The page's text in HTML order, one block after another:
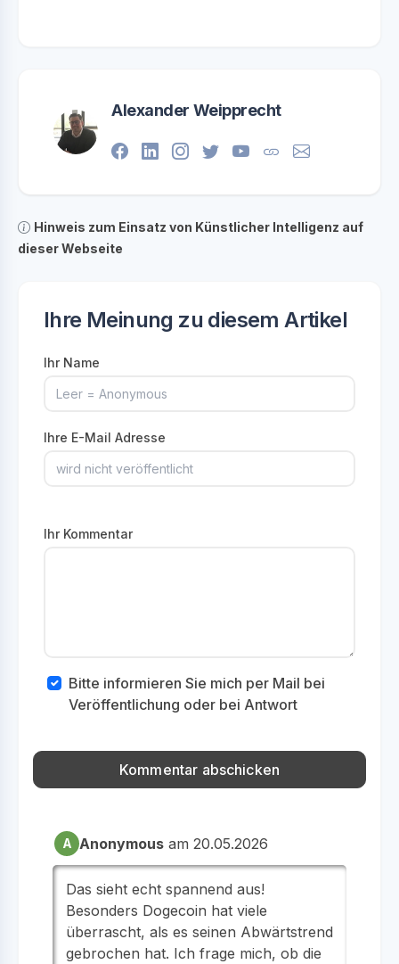
Alexander Weipprecht
Hinweis zum Einsatz von Künstlicher Intelligenz auf
dieser Webseite
Ihre Meinung zu diesem Artikel
Ihr Name
Ihre E-Mail Adresse
Ihr Kommentar
Bitte informieren Sie mich per Mail bei
Veröffentlichung oder bei Antwort
A Anonymous am 20.05.2026
Das sieht echt spannend aus!
Besonders Dogecoin hat viele
überrascht, als es seinen Abwärtstrend
gebrochen hat. Ich frage mich, ob die